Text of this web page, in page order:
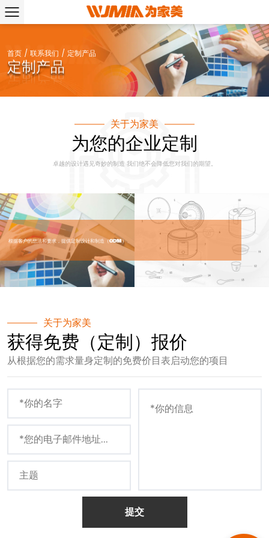
首页 / 联系我们 / 定制产品
定制产品
关于为家美
为您的企业定制
卓越的设计遇见奇妙的制造 我们绝不会降低您对我们的期望。
根据客户的想法和要求，提供定制设计和制造（ODM）
关于为家美
获得免费（定制）报价
从根据您的需求量身定制的免费价目表启动您的项目